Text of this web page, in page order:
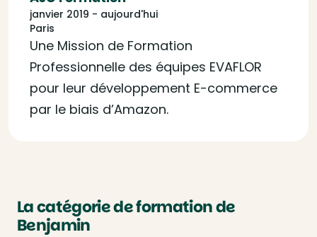
janvier 2019 - aujourd'hui
Paris
Une Mission de Formation
Professionnelle des équipes EVAFLOR
pour leur développement E-commerce
par le biais d’Amazon.
La catégorie de formation de
Benjamin